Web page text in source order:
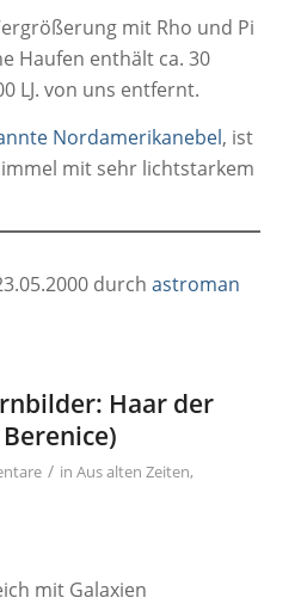
mit Rho und Pi
Haufen enthält ca. 30
LJ. von uns entfernt.
Nordamerikanebel, ist
mit sehr lichtstarkem
durch astroman
Haar der
/ in Aus alten Zeiten,
mit Galaxien